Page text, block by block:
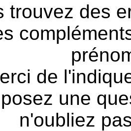
trouvez des
de
une
n'oubliez